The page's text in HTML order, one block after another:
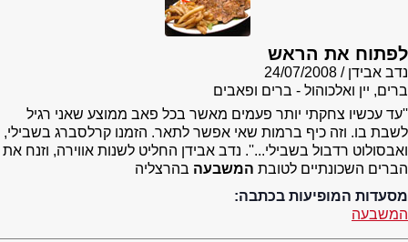
לפתוח את הראש
נדב אבידן
24/07/2008
ברים, יין ואלכוהול - ברים ופאבים
''עד עכשיו צחקתי יותר פעמים מאשר בכל פאב ממוצע שאני רגיל
לשבת בו. וזה כיף ברמות שאי אפשר לתאר. הזמנו קרלסברג בשבילי,
ואבסולוט רדבול בשבילי...''. נדב אבידן החליט לשנות אווירה, וזנח את
הברים השכונתיים לטובת המשבעה בהרצליה
מסעדות המופיעות בכתבה:
המשבעה